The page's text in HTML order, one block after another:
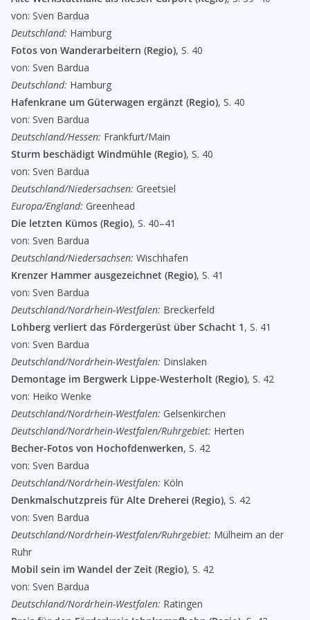
von: Sven Bardua
Deutschland: Hamburg
Fotos von Wanderarbeitern (Regio), S. 40
von: Sven Bardua
Deutschland: Hamburg
Hafenkrane um Güterwagen ergänzt (Regio), S. 40
von: Sven Bardua
Deutschland/Hessen: Frankfurt/Main
Sturm beschädigt Windmühle (Regio), S. 40
von: Sven Bardua
Deutschland/Niedersachsen: Greetsiel
Europa/England: Greenhead
Die letzten Kümos (Regio), S. 40–41
von: Sven Bardua
Deutschland/Niedersachsen: Wischhafen
Krenzer Hammer ausgezeichnet (Regio), S. 41
von: Sven Bardua
Deutschland/Nordrhein-Westfalen: Breckerfeld
Lohberg verliert das Fördergerüst über Schacht 1, S. 41
von: Sven Bardua
Deutschland/Nordrhein-Westfalen: Dinslaken
Demontage im Bergwerk Lippe-Westerholt (Regio), S. 42
von: Heiko Wenke
Deutschland/Nordrhein-Westfalen: Gelsenkirchen
Deutschland/Nordrhein-Westfalen/Ruhrgebiet: Herten
Becher-Fotos von Hochofdenwerken, S. 42
von: Sven Bardua
Deutschland/Nordrhein-Westfalen: Köln
Denkmalschutzpreis für Alte Dreherei (Regio), S. 42
von: Sven Bardua
Deutschland/Nordrhein-Westfalen/Ruhrgebiet: Mülheim an der
Ruhr
Mobil sein im Wandel der Zeit (Regio), S. 42
von: Sven Bardua
Deutschland/Nordrhein-Westfalen: Ratingen